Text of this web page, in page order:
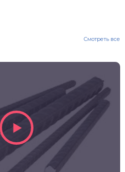
Смотреть все